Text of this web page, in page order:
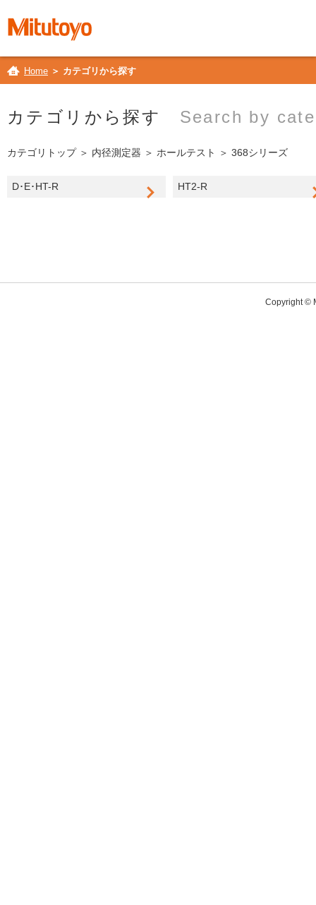
Home ＞ カテゴリから探す
カテゴリから探す Search by
カテゴリトップ ＞ 内径測定器 ＞ ホールテスト ＞ 368シリーズ
D･E･HT-R HT2-R
Copyright ©